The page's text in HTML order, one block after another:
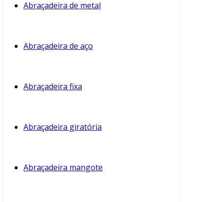
Abraçadeira de metal
Abraçadeira de aço
Abraçadeira fixa
Abraçadeira giratória
Abraçadeira mangote